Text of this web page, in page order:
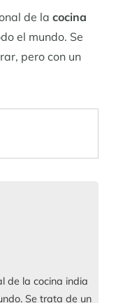
de la cocina
el mundo. Se
pero con un
de la cocina india
Se trata de un